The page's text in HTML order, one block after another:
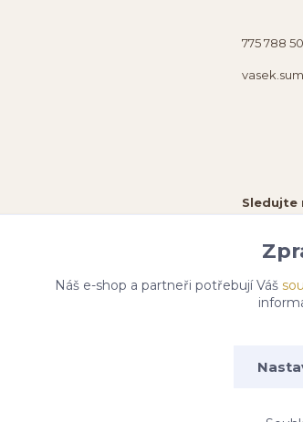
775 788
Sledujte
Náš e-shop a partneři potřebují Váš